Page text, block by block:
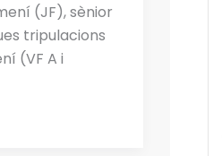
(JF), sènior
tripulacions
(VF A i